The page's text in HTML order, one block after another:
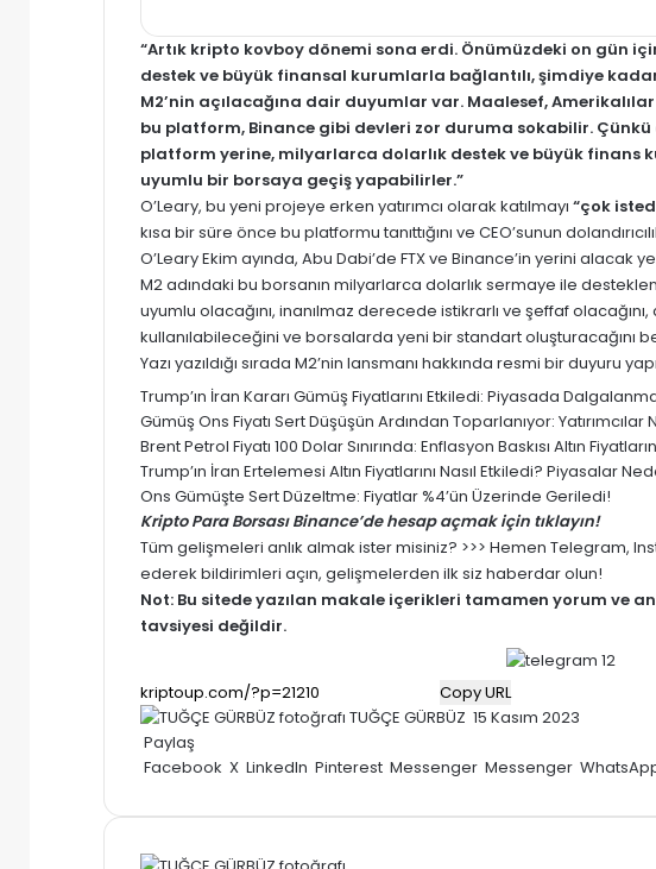
“Artık kripto kovboy dönemi sona erdi. Önümüzdeki on gün
destek ve büyük finansal kurumlarla bağlantılı, şimdiye
M2’nin açılacağına dair duyumlar var. Maalesef,
bu platform, Binance gibi devleri zor duruma sokabilir.
platform yerine, milyarlarca dolarlık destek ve büyük finans
uyumlu bir borsaya geçiş yapabilirler.”
O’Leary, bu yeni projeye erken yatırımcı olarak katılmayı “çok
kısa bir süre önce bu platformu tanıttığını ve CEO’sunun
O’Leary Ekim ayında, Abu Dabi’de FTX ve Binance’in yerini alacak
M2 adındaki bu borsanın milyarlarca dolarlık sermaye ile
uyumlu olacağını, inanılmaz derecede istikrarlı ve şeffaf
kullanılabileceğini ve borsalarda yeni bir standart oluşturacağını
Yazı yazıldığı sırada M2’nin lansmanı hakkında resmi bir duyuru
Trump’ın İran Kararı Gümüş Fiyatlarını Etkiledi: Piyasada
Gümüş Ons Fiyatı Sert Düşüşün Ardından Toparlanıyor: Yatırımcılar
Brent Petrol Fiyatı 100 Dolar Sınırında: Enflasyon Baskısı Altın
Trump’ın İran Ertelemesi Altın Fiyatlarını Nasıl Etkiledi? Piyasalar
Ons Gümüşte Sert Düzeltme: Fiyatlar %4’ün Üzerinde Geriledi!
Kripto Para Borsası Binance’de hesap açmak için tıklayın!
Tüm gelişmeleri anlık almak ister misiniz? >>> Hemen Telegram,
ederek bildirimleri açın, gelişmelerden ilk siz haberdar olun!
Not: Bu sitede yazılan makale içerikleri tamamen yorum ve
tavsiyesi değildir.
Copy URL
TUĞÇE GÜRBÜZ Bir
posta
15 Kasım 2023
Paylaş
Facebook X LinkedIn Pinterest Messenger Messenger